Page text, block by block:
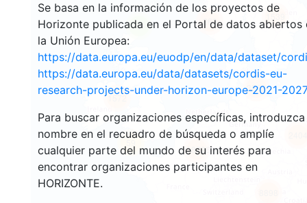
Se basa en la información de los proyectos de
Horizonte publicada en el Portal de datos abiertos
la Unión Europea:
https://data.europa.eu/euodp/en/data/dataset/
https://data.europa.eu/data/datasets/cordis-eu-
research-projects-under-horizon-europe-2021-2027
Para buscar organizaciones específicas, introduzca
nombre en el recuadro de búsqueda o amplíe
cualquier parte del mundo de su interés para
encontrar organizaciones participantes en
HORIZONTE.
9 263
59
3563
1572
18726
1539